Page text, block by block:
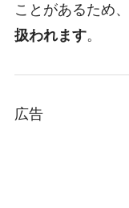
ことがあるため、
扱われます。
広告